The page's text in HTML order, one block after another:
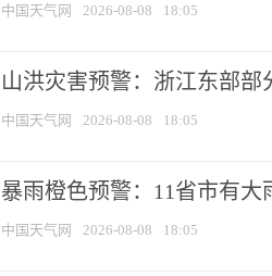
中国天气网 2026-08-08 18:05
山洪灾害预警：浙江东部
中国天气网 2026-08-08 18:05
暴雨橙色预警：11省市有
中国天气网 2026-08-08 18:05